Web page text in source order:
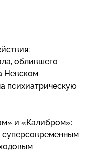
облившего
Невском
психиатрическую
и «Калибром»:
суперсовременным